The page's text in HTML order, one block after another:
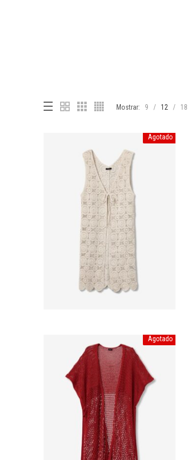
Mostrar: 9 12 18
Agotado
Agotado